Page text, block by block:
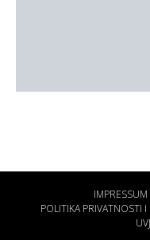
IMPRESSUM
POLITIKA PRIVATNOSTI